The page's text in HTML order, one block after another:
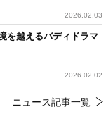
2026.02.03
を越えるバディドラマ
2026.02.02
ニュース記事一覧